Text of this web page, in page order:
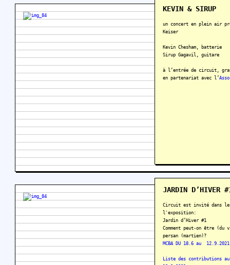
KEVIN & SIRUP
un concert en plein air
Keiser
Kevin Chesham, batterie
Sirup Gagavil, guitare
à l’entrée de circuit,
en partenariat avec l’
JARDIN D’HIVER
Circuit est invité dans le
l'exposition:
Jardin d’Hiver #1
Comment peut-on être (du
persan (martien)?
MCBA DU 18.6 au 12.9.2021
Liste des contributions